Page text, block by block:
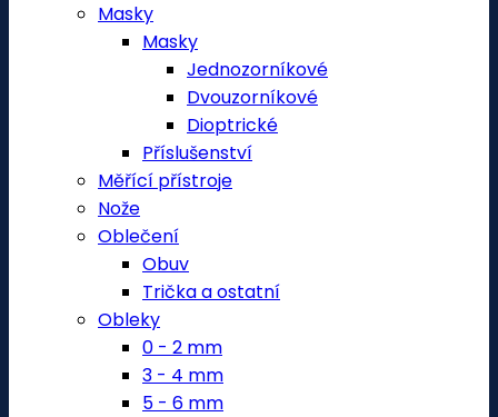
Masky
Masky
Jednozorníkové
Dvouzorníkové
Dioptrické
Příslušenství
Měřící přístroje
Nože
Oblečení
Obuv
Trička a ostatní
Obleky
0 - 2 mm
3 - 4 mm
5 - 6 mm